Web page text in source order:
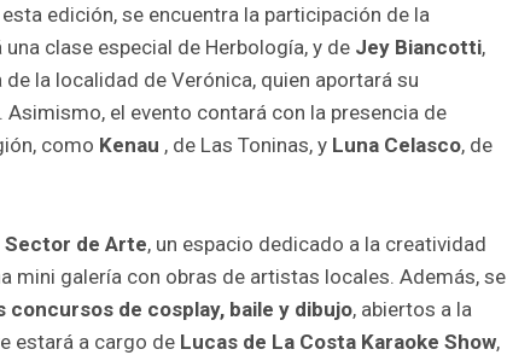
edición, se encuentra la participación de la
una clase especial de Herbología, y de Jey Biancotti,
la localidad de Verónica, quien aportará su
Asimismo, el evento contará con la presencia de
como Kenau , de Las Toninas, y Luna Celasco, de
Sector de Arte, un espacio dedicado a la creatividad
mini galería con obras de artistas locales. Además, se
concursos de cosplay, baile y dibujo, abiertos a la
estará a cargo de Lucas de La Costa Karaoke Show,